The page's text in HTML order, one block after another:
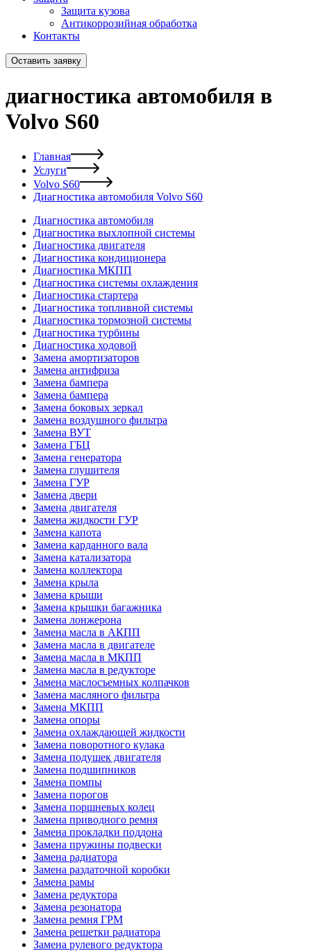
Защита кузова
Антикоррозийная обработка
Контакты
Оставить заявку
диагностика автомобиля в
Volvo S60
Главная
Услуги
Volvo S60
Диагностика автомобиля Volvo S60
Диагностика автомобиля
Диагностика выхлопной системы
Диагностика двигателя
Диагностика кондиционера
Диагностика МКПП
Диагностика системы охлаждения
Диагностика стартера
Диагностика топливной системы
Диагностика тормозной системы
Диагностика турбины
Диагностика ходовой
Замена амортизаторов
Замена антифриза
Замена бампера
Замена бампера
Замена боковых зеркал
Замена воздушного фильтра
Замена ВУТ
Замена ГБЦ
Замена генератора
Замена глушителя
Замена ГУР
Замена двери
Замена двигателя
Замена жидкости ГУР
Замена капота
Замена карданного вала
Замена катализатора
Замена коллектора
Замена крыла
Замена крыши
Замена крышки багажника
Замена лонжерона
Замена масла в АКПП
Замена масла в двигателе
Замена масла в МКПП
Замена масла в редукторе
Замена маслосъемных колпачков
Замена масляного фильтра
Замена МКПП
Замена опоры
Замена охлаждающей жидкости
Замена поворотного кулака
Замена подушек двигателя
Замена подшипников
Замена помпы
Замена порогов
Замена поршневых колец
Замена приводного ремня
Замена прокладки поддона
Замена пружины подвески
Замена радиатора
Замена раздаточной коробки
Замена рамы
Замена редуктора
Замена резонатора
Замена ремня ГРМ
Замена решетки радиатора
Замена рулевого редуктора